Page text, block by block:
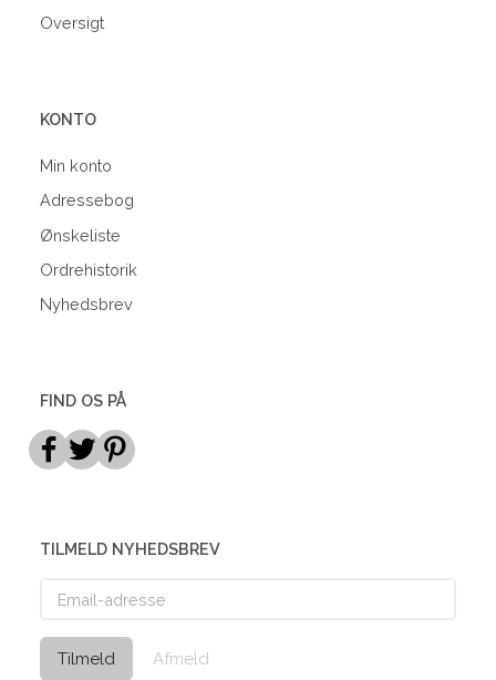
Oversigt
KONTO
Min konto
Adressebog
Ønskeliste
Ordrehistorik
Nyhedsbrev
FIND OS PÅ
TILMELD NYHEDSBREV
adresse
Tilmeld Afmeld